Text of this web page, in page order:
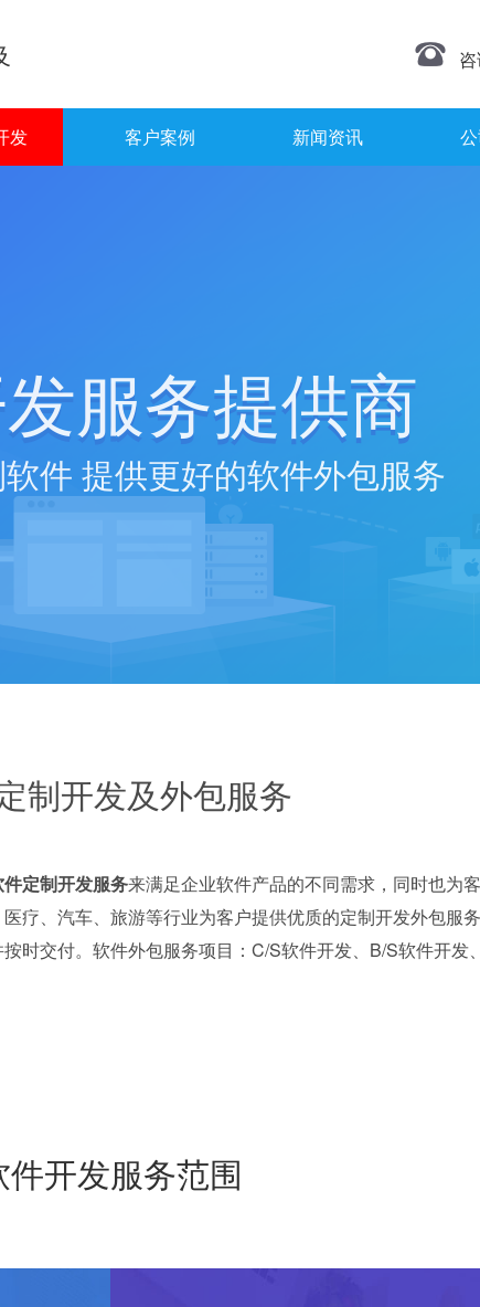
发 客户案例 新闻资讯
服务提供商
件 提供更好的软件外包服务
制开发及外包服务
定制开发服务来满足企业软件产品的不同需求，同时也为
疗、汽车、旅游等行业为客户提供优质的定制开发外包服
时交付。软件外包服务项目：C/S软件开发、B/S软件开发
件开发服务范围